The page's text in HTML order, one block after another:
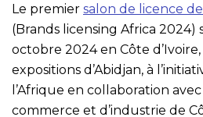
Le premier salon de licence
(Brands licensing Africa 2024)
octobre 2024 en Côte
expositions d’Abidjan, à
l’Afrique en collaboration
commerce et d’industrie de